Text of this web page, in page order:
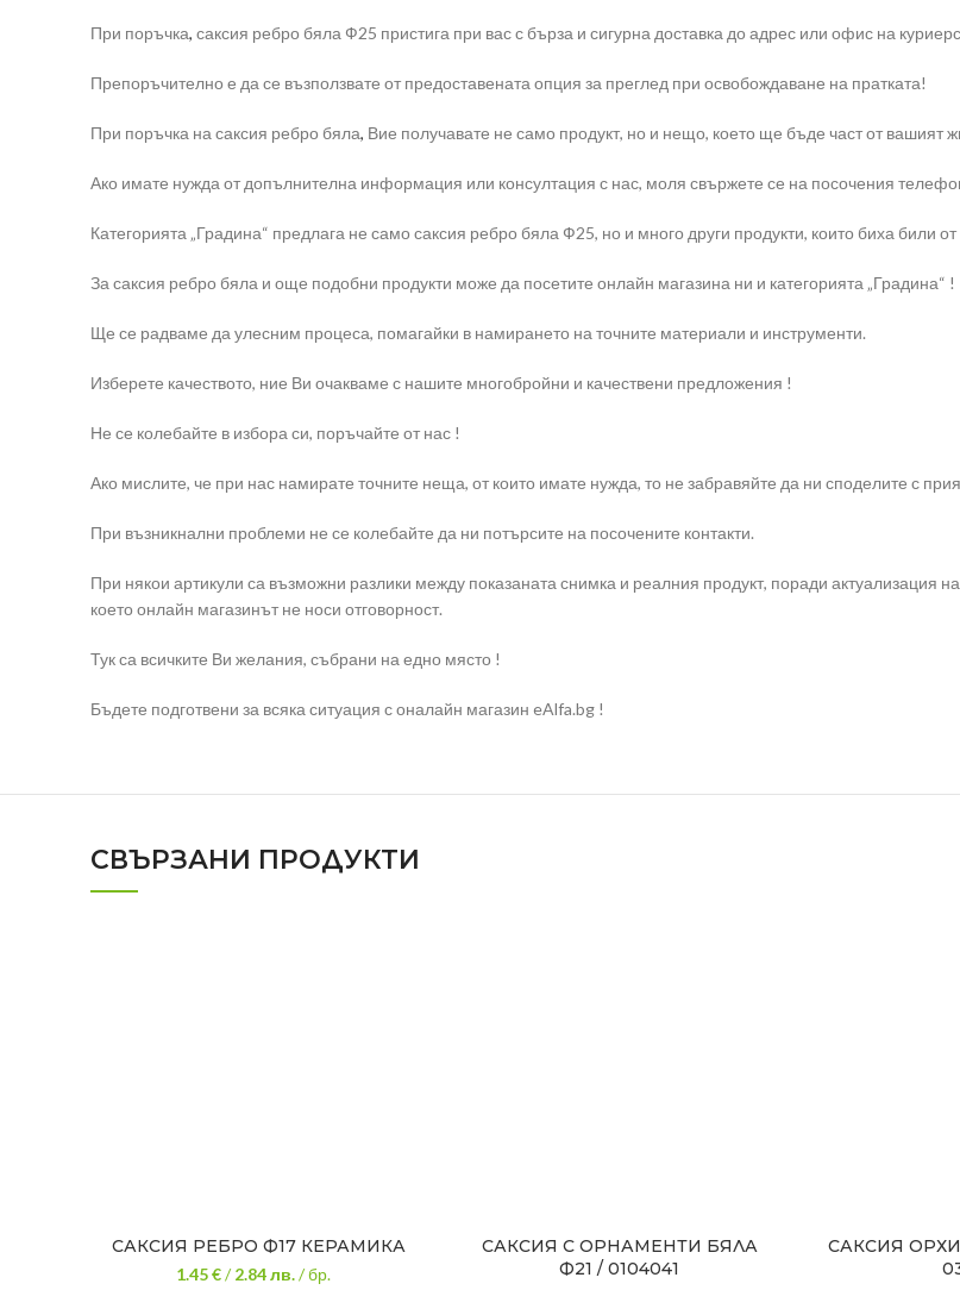
При поръчка, саксия ребро бяла Ф25 пристига при вас с бърза и сигурна доставка до адрес или офис на
Препоръчително е да се възползвате от предоставената опция за преглед при освобождаване на пратката!
При поръчка на саксия ребро бяла, Вие получавате не само продукт, но и нещо, което ще бъде част от вашият
Ако имате нужда от допълнителна информация или консултация с нас, моля свържете се на посочения
Категорията „Градина“ предлага не само саксия ребро бяла Ф25, но и много други продукти, които биха били
За саксия ребро бяла и още подобни продукти може да посетите онлайн магазина ни и категорията „Градина“ !
Ще се радваме да улесним процеса, помагайки в намирането на точните материали и инструменти.
Изберете качеството, ние Ви очакваме с нашите многобройни и качествени предложения !
Не се колебайте в избора си, поръчайте от нас !
Ако мислите, че при нас намирате точните неща, от които имате нужда, то не забравяйте да ни споделите с
При възникнални проблеми не се колебайте да ни потърсите на посочените контакти.
При някои артикули са възможни разлики между показаната снимка и реалния продукт, поради актуализация
което онлайн магазинът не носи отговорност.
Тук са всичките Ви желания, събрани на едно място !
Бъдете подготвени за всяка ситуация с оналайн магазин eAlfa.bg !
СВЪРЗАНИ ПРОДУКТИ
САКСИЯ РЕБРО Ф17 КЕРАМИКА
1.45 €/2.84лв. / бр.
САКСИЯ С ОРНАМЕНТИ БЯЛА
Ф21 / 0104041
САКСИЯ